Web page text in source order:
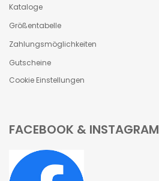
Kataloge
Größentabelle
Zahlungsmöglichkeiten
Gutscheine
Cookie Einstellungen
FACEBOOK & INSTAGRAM